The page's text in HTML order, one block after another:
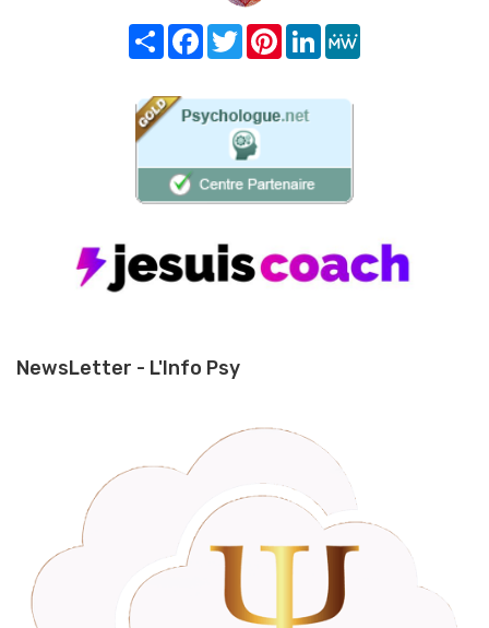
Share FacebookTwitterPinterest
LinkedIn
NewsLetter - L'Info Psy